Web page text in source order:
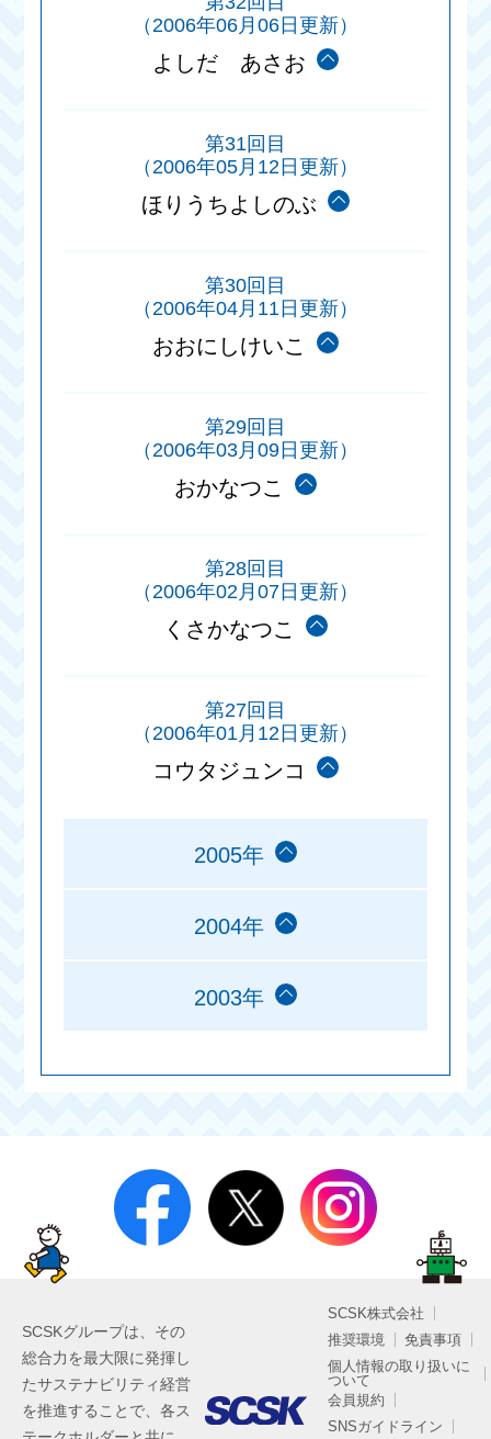
（2006年06月06日更新）
よしだ あさお
第31回目
（2006年05月12日更新）
ほりうちよしのぶ
第30回目
（2006年04月11日更新）
おおにしけいこ
第29回目
（2006年03月09日更新）
おかなつこ
第28回目
（2006年02月07日更新）
くさかなつこ
第27回目
（2006年01月12日更新）
コウタジュンコ
2005年
2004年
2003年
SCSKグループは、その
総合力を最大限に発揮し
たサステナビリティ経営
を推進することで、各ス
SCSK株式会社
推奨環境
免責事項
個人情報の取り扱いに
ついて
会員規約
SNSガイドライン